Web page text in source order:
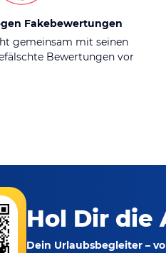
Fakebewertungen
gemeinsam mit seinen
Bewertungen vor
Hol Dir die
Dein Urlaubsbegleiter –